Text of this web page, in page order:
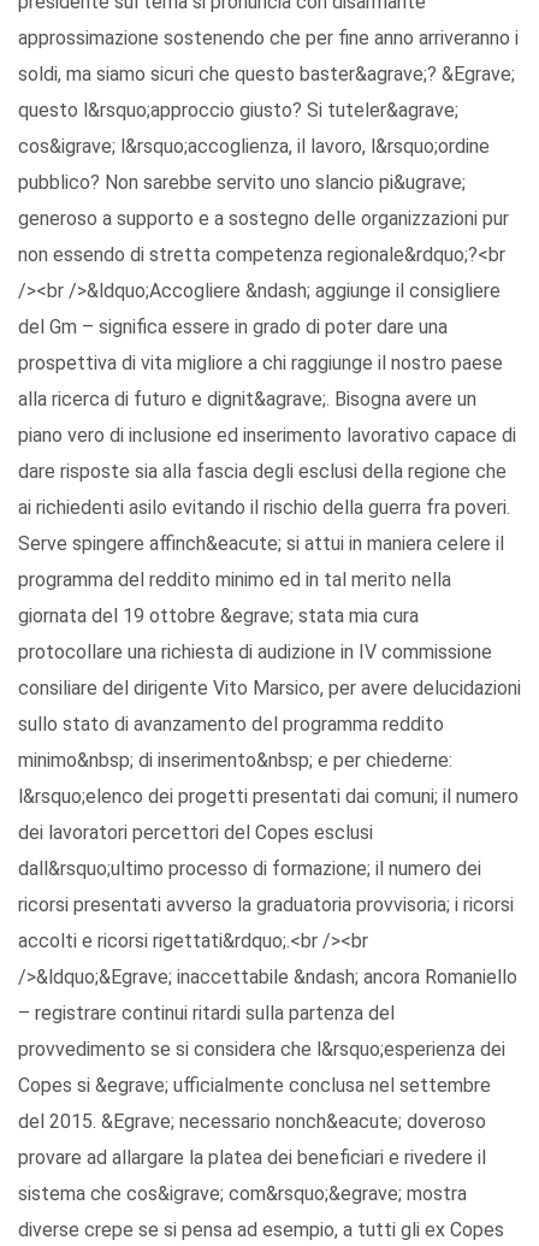
approssimazione sostenendo che per fine anno arriveranno i
soldi, ma siamo sicuri che questo baster&agrave;? &Egrave;
questo l&rsquo;approccio giusto? Si tuteler&agrave;
cos&igrave; l&rsquo;accoglienza, il lavoro, l&rsquo;ordine
pubblico? Non sarebbe servito uno slancio pi&ugrave;
generoso a supporto e a sostegno delle organizzazioni pur
non essendo di stretta competenza regionale&rdquo;?<br
/><br />&ldquo;Accogliere &ndash; aggiunge il consigliere
del Gm – significa essere in grado di poter dare una
prospettiva di vita migliore a chi raggiunge il nostro paese
alla ricerca di futuro e dignit&agrave;. Bisogna avere un
piano vero di inclusione ed inserimento lavorativo capace di
dare risposte sia alla fascia degli esclusi della regione che
ai richiedenti asilo evitando il rischio della guerra fra poveri.
Serve spingere affinch&eacute; si attui in maniera celere il
programma del reddito minimo ed in tal merito nella
giornata del 19 ottobre &egrave; stata mia cura
protocollare una richiesta di audizione in IV commissione
consiliare del dirigente Vito Marsico, per avere delucidazioni
sullo stato di avanzamento del programma reddito
minimo&nbsp; di inserimento&nbsp; e per chiederne:
l&rsquo;elenco dei progetti presentati dai comuni; il numero
dei lavoratori percettori del Copes esclusi
dall&rsquo;ultimo processo di formazione; il numero dei
ricorsi presentati avverso la graduatoria provvisoria; i ricorsi
accolti e ricorsi rigettati&rdquo;.<br /><br
/>&ldquo;&Egrave; inaccettabile &ndash; ancora Romaniello
– registrare continui ritardi sulla partenza del
provvedimento se si considera che l&rsquo;esperienza dei
Copes si &egrave; ufficialmente conclusa nel settembre
del 2015. &Egrave; necessario nonch&eacute; doveroso
provare ad allargare la platea dei beneficiari e rivedere il
sistema che cos&igrave; com&rsquo;&egrave; mostra
diverse crepe se si pensa ad esempio, a tutti gli ex Copes